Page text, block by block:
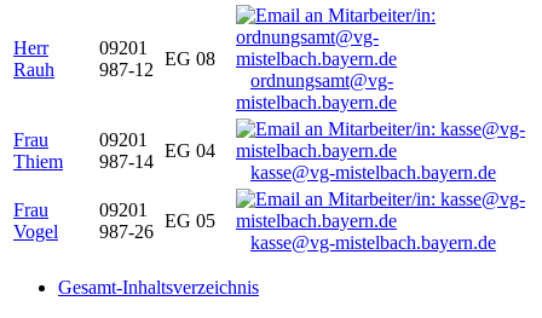
Herr
Rauh
09201
987-12
EG 08
ordnungsamt@vg-
mistelbach.bayern.de
Frau
Thiem
09201
987-14
EG 04
kasse@vg-mistelbach.bayern.de
Frau
Vogel
09201
987-26
EG 05
kasse@vg-mistelbach.bayern.de
Gesamt-Inhaltsverzeichnis